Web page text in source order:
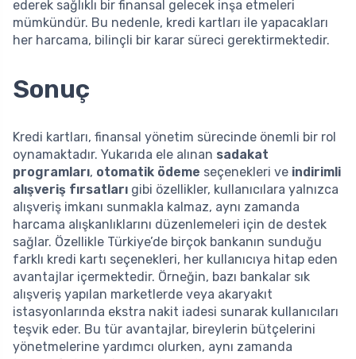
ederek sağlıklı bir finansal gelecek inşa etmeleri
mümkündür. Bu nedenle, kredi kartları ile yapacakları
her harcama, bilinçli bir karar süreci gerektirmektedir.
Sonuç
Kredi kartları, finansal yönetim sürecinde önemli bir rol
oynamaktadır. Yukarıda ele alınan sadakat
programları, otomatik ödeme seçenekleri ve indirimli
alışveriş fırsatları gibi özellikler, kullanıcılara yalnızca
alışveriş imkanı sunmakla kalmaz, aynı zamanda
harcama alışkanlıklarını düzenlemeleri için de destek
sağlar. Özellikle Türkiye’de birçok bankanın sunduğu
farklı kredi kartı seçenekleri, her kullanıcıya hitap eden
avantajlar içermektedir. Örneğin, bazı bankalar sık
alışveriş yapılan marketlerde veya akaryakıt
istasyonlarında ekstra nakit iadesi sunarak kullanıcıları
teşvik eder. Bu tür avantajlar, bireylerin bütçelerini
yönetmelerine yardımcı olurken, aynı zamanda